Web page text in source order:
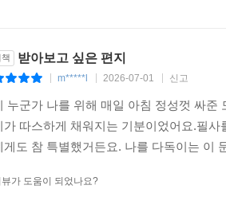
책 받아보고 싶은 편지
m*****l 2026-07-01 신고
누군가 나를 위해 매일 아침 정성껏 싸
가 따스하게 채워지는 기분이었어요.필
게도 참 특별했거든요. 나를 다독이는 이
뷰가 도움이 되었나요?